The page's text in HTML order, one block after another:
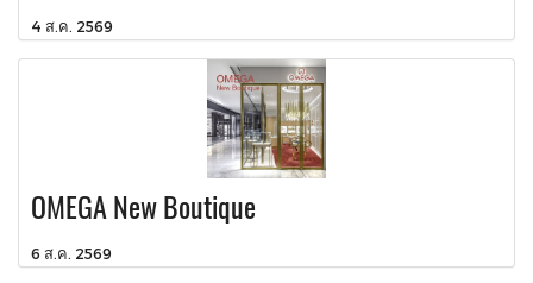
4 ส.ค. 2569
OMEGA New Boutique
6 ส.ค. 2569